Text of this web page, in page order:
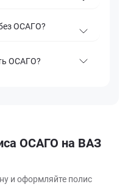
ОСАГО?
ОСАГО?
ОСАГО на ВАЗ
и оформляйте полис